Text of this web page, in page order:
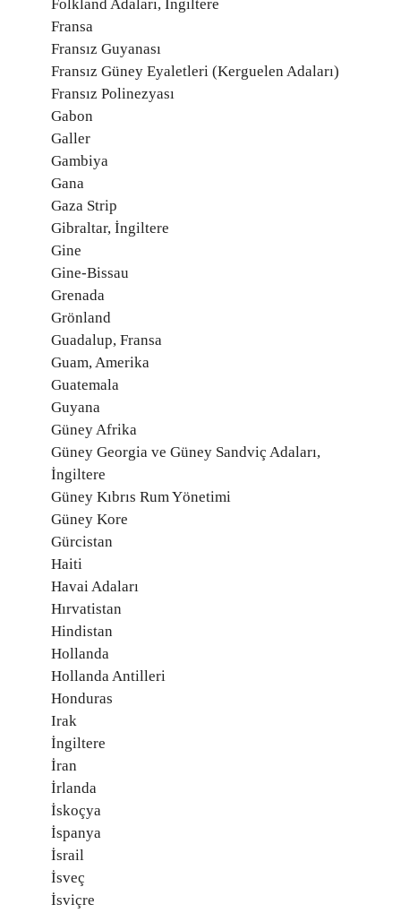
Folkland Adaları, İngiltere
Fransa
Fransız Guyanası
Fransız Güney Eyaletleri (Kerguelen Adaları)
Fransız Polinezyası
Gabon
Galler
Gambiya
Gana
Gaza Strip
Gibraltar, İngiltere
Gine
Gine-Bissau
Grenada
Grönland
Guadalup, Fransa
Guam, Amerika
Guatemala
Guyana
Güney Afrika
Güney Georgia ve Güney Sandviç Adaları,
İngiltere
Güney Kıbrıs Rum Yönetimi
Güney Kore
Gürcistan
Haiti
Havai Adaları
Hırvatistan
Hindistan
Hollanda
Hollanda Antilleri
Honduras
Irak
İngiltere
İran
İrlanda
İskoçya
İspanya
İsrail
İsveç
İsviçre